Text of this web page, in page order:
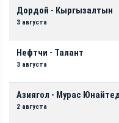
Дордой - Кыргызалтын
3 августа
Нефтчи - Талант
3 августа
Азиягол - Мурас
2 августа